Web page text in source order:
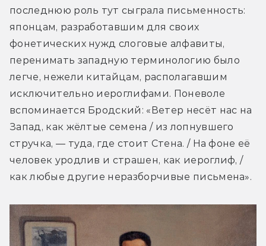
последнюю роль тут сыграла письменность:
японцам, разработавшим для своих
фонетических нужд слоговые алфавиты,
перенимать западную терминологию было
легче, нежели китайцам, располагавшим
исключительно иероглифами. Поневоле
вспоминается Бродский: «Ветер несёт нас на
Запад, как жёлтые семена / из лопнувшего
стручка, — туда, где стоит Стена. / На фоне её
человек уродлив и страшен, как иероглиф, /
как любые другие неразборчивые письмена».